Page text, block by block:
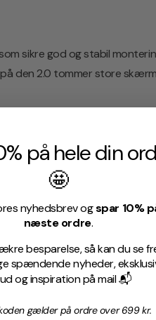
sikre god og stabil
den 2.0 tommer store
fra dit dashcam.
på hele din
🤩
nyhedsbrev ogspar 10%
næste ordre.
besparelse, så kan du se
spændende nyheder,
og inspiration på mail 📬
gælder på ordre over 699 kr.